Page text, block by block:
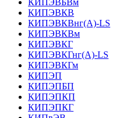
КИПЭВБВм
КИПЭВКВ
КИПЭВКВнг(А)-LS
КИПЭВКВм
КИПЭВКГ
КИПЭВКГнг(А)-LS
КИПЭВКГм
КИПЭП
КИПЭПБП
КИПЭПКП
КИПЭПКГ